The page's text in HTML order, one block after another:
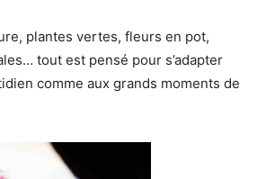
plantes vertes, fleurs en pot,
tout est pensé pour s’adapter
comme aux grands moments de